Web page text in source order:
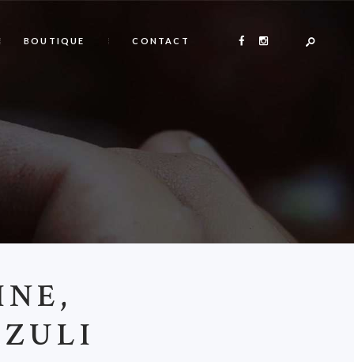
BOUTIQUE CONTACT